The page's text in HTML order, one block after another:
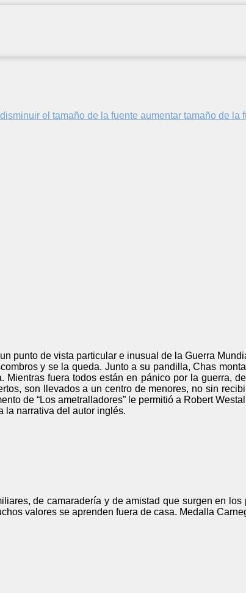
aumentar tamaño de la
punto de vista particular e inusual de la Guerra
y se la queda. Junto a su pandilla, Chas
fuera todos están en pánico por la guerra,
son llevados a un centro de menores, no sin
de “Los ametralladores” le permitió a Robert
la narrativa del autor inglés.
de camaradería y de amistad que surgen en los
valores se aprenden fuera de casa. Medalla